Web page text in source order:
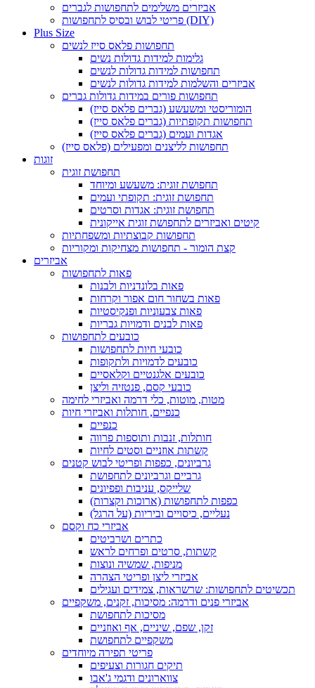
אביזרים משלימים לתחפושות לגברים
פריטי לבוש ובסיס לתחפושות (DIY)
Plus Size
תחפושות פלאס סייז לנשים
גלימות למידות גדולות נשים
תחפושות למידות גדולות לנשים
אביזרים והשלמות למידות גדולות לנשים
תחפושות פורים במידות גדולות גברים
הומוריסטי ומשעשע (גברים פלאס סייז)
תחפושות תקופתיות (גברים פלאס סייז)
אגדות ועמים (גברים פלאס סייז)
תחפושות לליצנים ומפעילים (פלאס סייז)
זוגות
תחפושת זוגית
תחפושת זוגית: משעשע ומיוחד
תחפושת זוגית: תקופתי ועמים
תחפושת זוגית: אגדות וסרטים
קיטים ואביזרים לתחפושת זוגית אייקונית
תחפושות קבוצתיות ומשפחתיות
קצת הומור - תחפושות מצחיקות ומקוריות
אביזרים
פאות לתחפושות
פאות בלונדניות ולבנות
פאות בשחור חום אפור וקרחות
פאות צבעוניות ופנקיסטיות
פאות לבנים ודמויות גבריות
כובעים לתחפושות
כובעי חיות לתחפושות
כובעים לדמויות ולתקופות
כובעים אלגנטיים וקלאסיים
כובעי קסם, פנטזיה וליצן
מטות, מוטות, כלי דרמה ואביזרי לחימה
כנפיים, חותלות ואביזרי חיות
כנפיים
חותלות, זנבות ותוספות פרווה
קשתות אוזניים וסטים לחיות
גרביונים, כפפות ופריטי לבוש קטנים
גרביים וגרביונים לתחפושת
שלייקס, עניבות ופפיונים
כפפות לתחפושות (ארוכות וקצרות)
נעליים, כיסויים וביריות (על הרגל)
אביזרי כח וקסם
כתרים ושרביטים
קשתות, סרטים ופרחים לראש
מניפות, שמשיה ונוצות
אביזרי ליצן ופריטי הצהרה
תכשיטים לתחפושות: שרשראות, צמידים ועגילים
אביזרי פנים ודרמה: מסיכות, זקנים, משקפיים
מסיכות לתחפושת
זקן, שפם, שיניים, אף ואוזניים
משקפיים לתחפושת
פריטי תפירה מיוחדים
תיקים חגורות וצעיפים
צווארונים ודגמי ג'אבו